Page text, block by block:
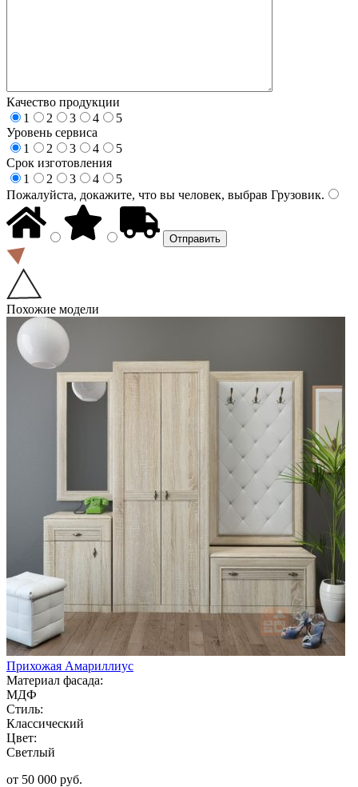
Качество продукции
1
2 3 4
5
Уровень сервиса
1
2 3 4
5
Срок изготовления
1
2 3 4
5
Пожалуйста, докажите, что вы человек, выбрав Грузовик.
Похожие модели
Прихожая Амариллиус
Материал фасада:
МДФ
Стиль:
Классический
Цвет:
Светлый
от 50 000 руб.